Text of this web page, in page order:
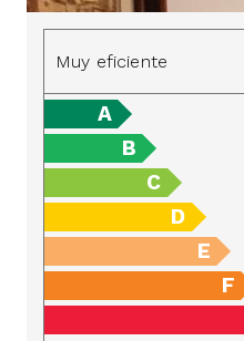
Muy eficiente
A
B
C
D
E
F